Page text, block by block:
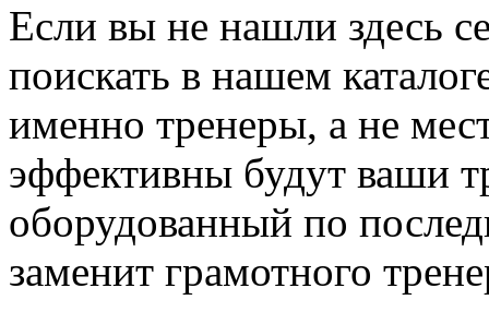
Если вы не нашли здесь
поискать в нашем
именно тренеры, а не
эффективны будут ваши
оборудованный по
заменит грамотного